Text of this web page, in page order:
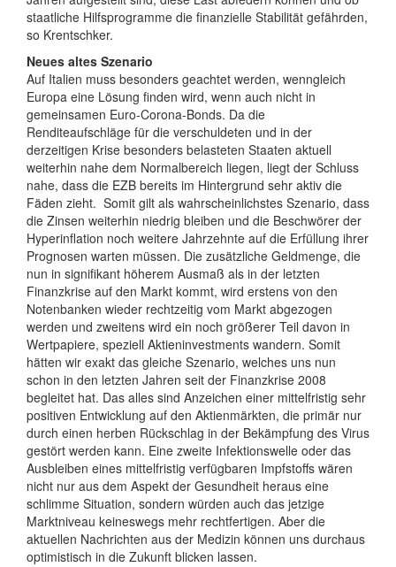
staatliche Hilfsprogramme die finanzielle Stabilität gefährden,
so Krentschker.
Neues altes Szenario
Auf Italien muss besonders geachtet werden, wenngleich
Europa eine Lösung finden wird, wenn auch nicht in
gemeinsamen Euro-Corona-Bonds. Da die
Renditeaufschläge für die verschuldeten und in der
derzeitigen Krise besonders belasteten Staaten aktuell
weiterhin nahe dem Normalbereich liegen, liegt der Schluss
nahe, dass die EZB bereits im Hintergrund sehr aktiv die
Fäden zieht. Somit gilt als wahrscheinlichstes Szenario, dass
die Zinsen weiterhin niedrig bleiben und die Beschwörer der
Hyperinflation noch weitere Jahrzehnte auf die Erfüllung ihrer
Prognosen warten müssen. Die zusätzliche Geldmenge, die
nun in signifikant höherem Ausmaß als in der letzten
Finanzkrise auf den Markt kommt, wird erstens von den
Notenbanken wieder rechtzeitig vom Markt abgezogen
werden und zweitens wird ein noch größerer Teil davon in
Wertpapiere, speziell Aktieninvestments wandern. Somit
hätten wir exakt das gleiche Szenario, welches uns nun
schon in den letzten Jahren seit der Finanzkrise 2008
begleitet hat. Das alles sind Anzeichen einer mittelfristig sehr
positiven Entwicklung auf den Aktienmärkten, die primär nur
durch einen herben Rückschlag in der Bekämpfung des Virus
gestört werden kann. Eine zweite Infektionswelle oder das
Ausbleiben eines mittelfristig verfügbaren Impfstoffs wären
nicht nur aus dem Aspekt der Gesundheit heraus eine
schlimme Situation, sondern würden auch das jetzige
Marktniveau keineswegs mehr rechtfertigen. Aber die
aktuellen Nachrichten aus der Medizin können uns durchaus
optimistisch in die Zukunft blicken lassen.